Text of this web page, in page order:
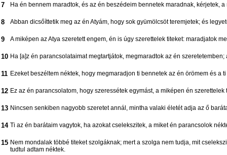
7 Ha én bennem maradtok, és az én beszédeim bennetek maradnak, kérjetek,
8 Abban dicsőíttetik meg az én Atyám, hogy sok gyümölcsöt teremjetek; és
9 A miképen az Atya szeretett engem, én is úgy szerettelek titeket: maradjatok
10 Ha [a]z én parancsolataimat megtartjátok, megmaradtok az én
11 Ezeket beszéltem néktek, hogy megmaradjon ti bennetek az én örömem és a
12 Ez az én parancsolatom, hogy szeressétek egymást, a miképen én szerettelek
13 Nincsen senkiben nagyobb szeretet annál, mintha valaki életét adja az ő
14 Ti az én barátaim vagytok, ha azokat cselekszitek, a miket én parancsolok
15 Nem mondalak többé titeket szolgáknak; mert a szolga nem tudja, mit
tudtul adtam néktek.